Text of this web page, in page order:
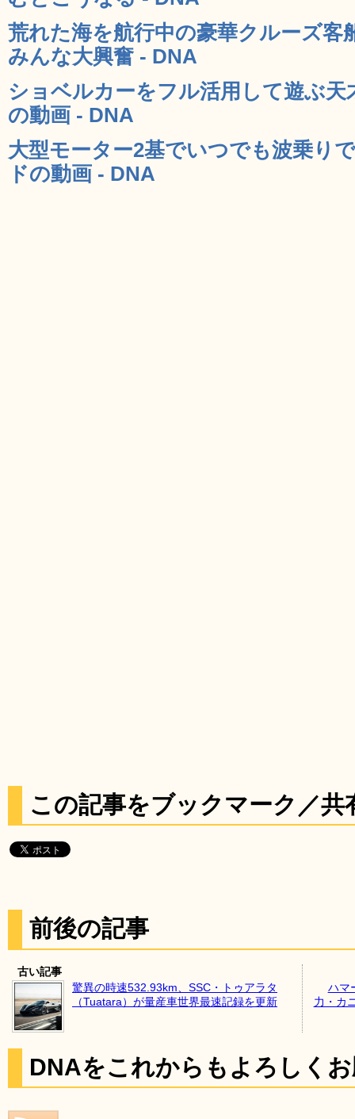
荒れた海を航行中の豪華クルーズ客
みんな大興奮 - DNA
ショベルカーをフル活用して遊ぶ
の動画 - DNA
大型モーター2基でいつでも波乗り
ドの動画 - DNA
この記事をブックマーク／共
前後の記事
古い記事
驚異の時速532.93km、SSC・トゥアラタ
（Tuatara）が量産車世界最速記録を更新
ハマ
力・カ
DNAをこれからもよろしく